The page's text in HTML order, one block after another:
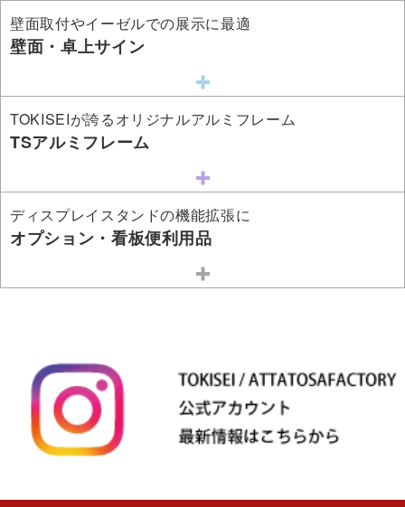
壁面取付やイーゼルでの展示に最適
壁面・卓上サイン
TOKISEIが誇るオリジナルアルミフレーム
TSアルミフレーム
ディスプレイスタンドの機能拡張に
オプション・看板便利用品